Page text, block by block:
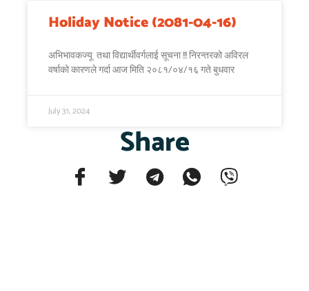
Holiday Notice (2081-04-16)
अभिभावकज्यू तथा विद्यार्थीवर्गलाई सूचना !!! निरन्तरको अविरल
वर्षाको कारणले गर्दा आज मिति २०८१/०४/१६ गते बुधवार
July 31, 2024
Share